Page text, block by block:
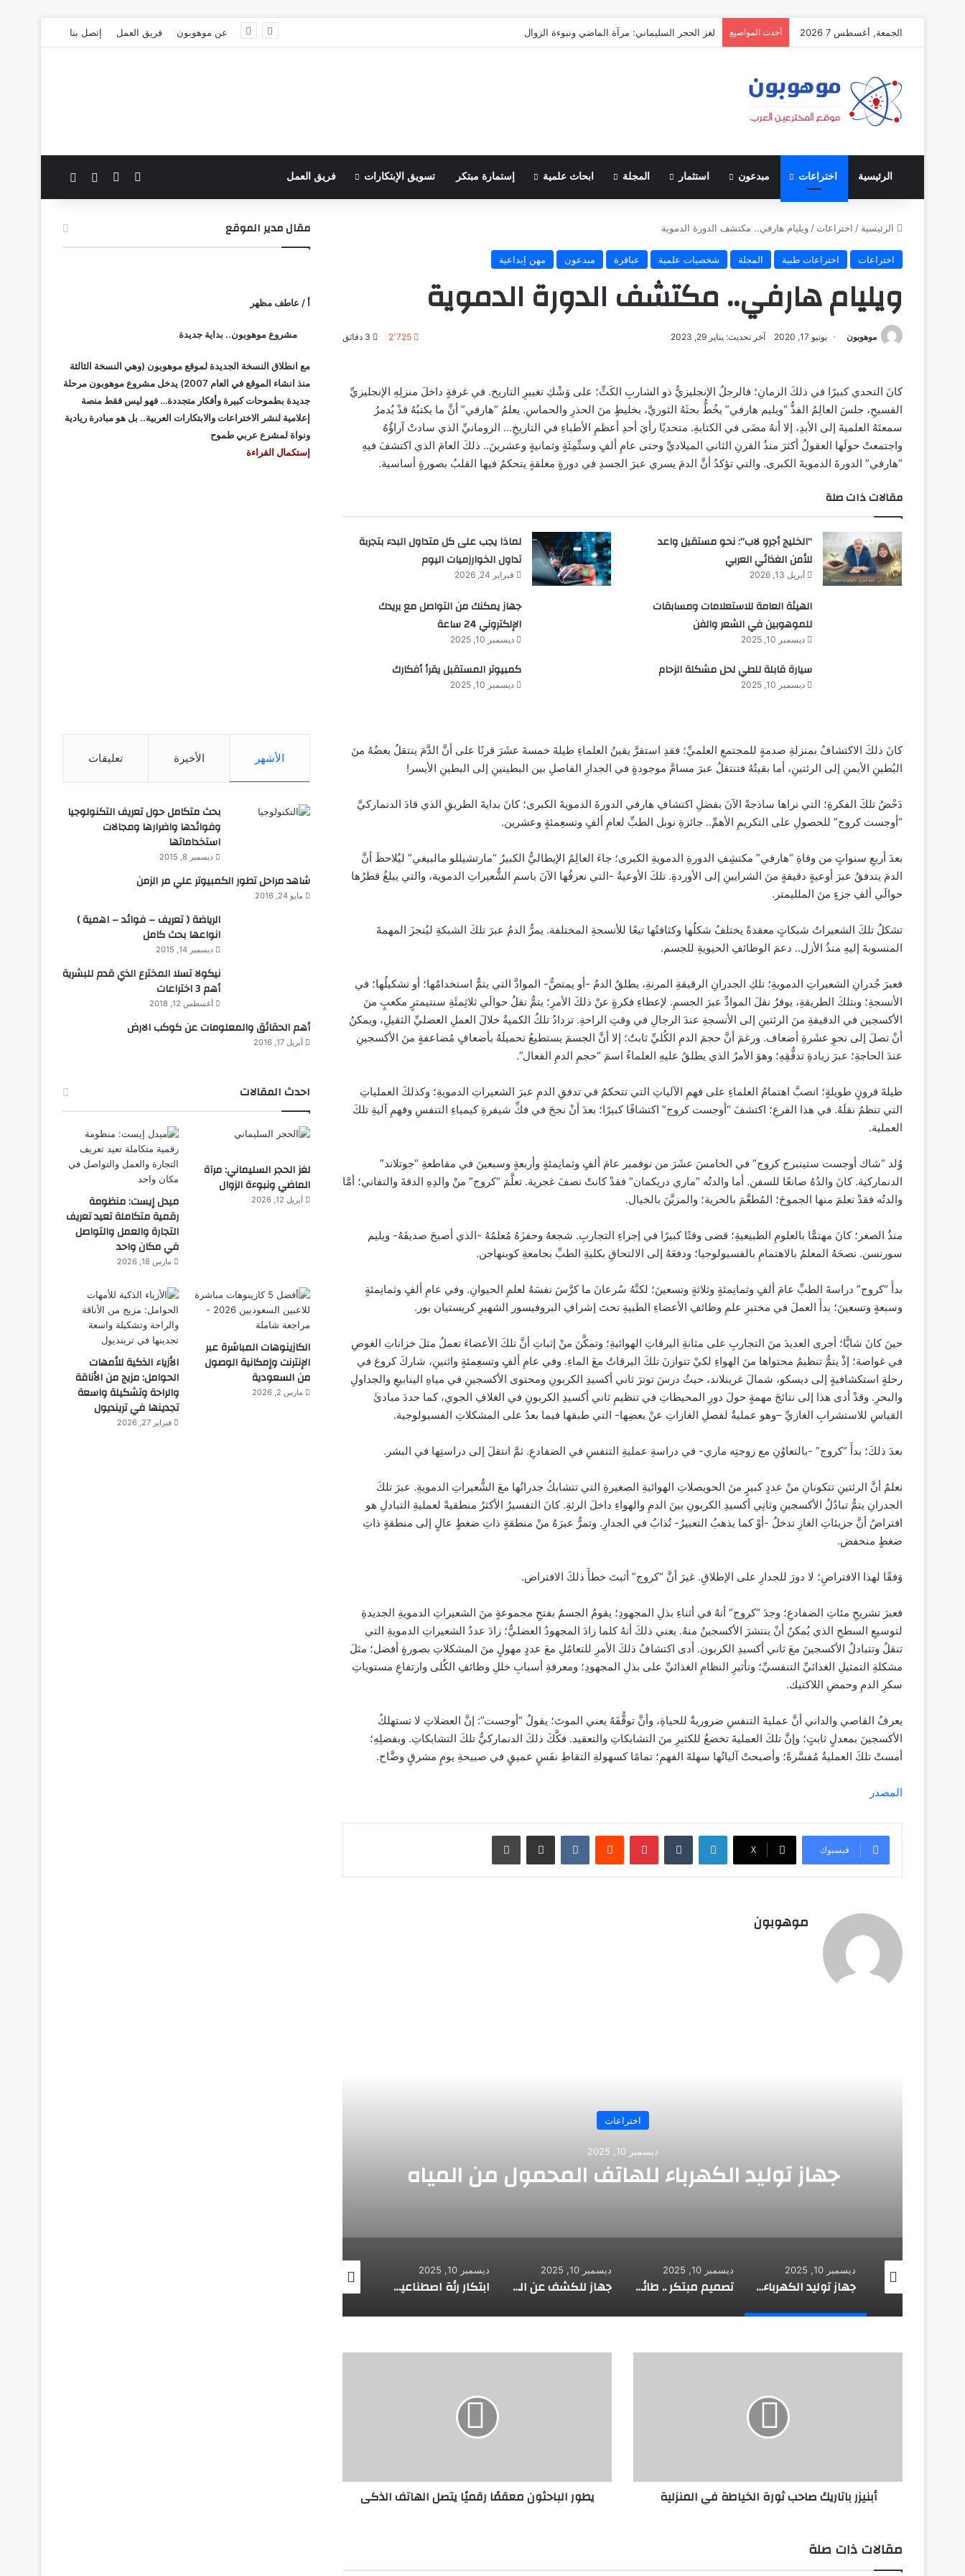
الجمعة, أغسطس 7 2026 أحدث المواضيع لغز الحجر السليماني: مرآة الماضي ونبوءة الزوال عن موهوبون فريق العمل إتصل بنا
الرئيسية اختراعات مبدعون استثمار المجلة ابحاث علمية إستمارة مبتكر تسويق الإبتكارات فريق العمل فيسبوك الوضع المظلم
الرئيسية / اختراعات / ويليام هارفي.. مكتشف الدورة الدموية
اختراعات اختراعات طبية المجلة شخصيات علمية عباقرة مبدعون مهن إبداعية
ويليام هارفي.. مكتشف الدورة الدموية
موهوبون يونيو 17, 2020 آخر تحديث: يناير 29, 2023 2٬725
كانَ التحدي كبيرًا في ذلكَ الزمانِ؛ فالرجلُ الإنجليزيُّ ذو الشاربِ الكَثِّ؛ على وَشْكِ تغييرِ التاريخ. في غرفةٍ داخلَ منزلِهِ الإنجليزيِّ
الفسيحِ، جلسَ العالِمُ الفذُّ “ويليم هارفي” يخُطُّ بحثَهُ الثوريَّ، بخليطٍ منَ الحذرِ والحماسِ. يعلمُ “هارفي” أنَّ ما يكتبُهُ قدْ يُدمرُ
سمعتَهُ العلميةَ إلى الأبدِ، إلا أنهُ مضَى في الكتابةِ. متحديًا رأيَ أحدِ أعظمِ الأطباءِ في التاريخِ… الرومانيِّ الذي سادتْ آراؤُهُ
واجتمعتْ حولَها العقولُ أكثرَ منذُ القرنِ الثاني الميلاديِّ وحتى عامِ ألفٍ وستِّمِئَةٍ وثمانيةٍ وعشرينَ.. ذلكَ العامَ الذي اكتشفَ فيهِ
“هارفي” الدورةَ الدمويةَ الكبرى. والتي تؤكدُ أنَّ الدمَ يسري عبرَ الجسدِ في دورةٍ مغلقةٍ يتحكمُ فيها القلبُ بصورةٍ أساسية.
مقالات ذات صلة
“الخليج أجرو لاب”: نحو مستقبل واعد
للأمن الغذائي العربي
أبريل 13, 2026
لماذا يجب على كل متداول البدء بتجربة
تداول الخوارزميات اليوم
فبراير 24, 2026
الهيئة العامة للاستعلامات ومسابقات
للموهوبين في الشعر والفن
ديسمبر 10, 2025
جهاز يمكنك من التواصل مع بريدك
الإلكتروني 24 ساعة
ديسمبر 10, 2025
سيارة قابلة للطي لحل مشكلة الزحام
ديسمبر 10, 2025
كمبيوتر المستقبل يقرأ أفكارك
ديسمبر 10, 2025
كانَ ذلكَ الاكتشافُ بمنزلةِ صدمةٍ للمجتمعِ العلميِّ؛ فقدِ استقرَّ يقينُ العلماءِ طيلةَ خمسةَ عشَرَ قرنًا على أنَّ الدَّمَ ينتقلُ بعضُهُ منَ
البُطينِ الأيمنِ إلى الرئتينِ، أما بقيتُهُ فتنتقلُ عبرَ مسامَّ موجودةٍ في الجدارِ الفاصلِ بين البطينينِ إلى البطينِ الأيسر!
دَحْضُ تلكَ الفكرةِ؛ التي نراها ساذجةً الآنَ بفضلِ اكتشافِ هارفي الدورةَ الدمويةَ الكبرى؛ كانَ بدايةَ الطريقِ الذي قادَ الدنماركيَّ
“أوجست كروج” للحصولِ على التكريمِ الأهمِّ.. جائزةِ نوبل الطبِّ لعامِ ألفٍ وتسعِمئةٍ وعشرين.
بعدَ أربعِ سنواتٍ من وفاةِ “هارفي” مكتشِفِ الدورةِ الدمويةِ الكبرى؛ جاءَ العالِمُ الإيطاليُّ الكبيرُ “مارتشيللو مالبيغي” ليُلاحظَ أنَّ
الدمَ يتدفقُ عبرَ أوعيةٍ دقيقةٍ منَ الشرايينِ إلى الأوردةِ. تلكَ الأوعيةُ -التي نعرفُها الآنَ باسمِ الشُّعيراتِ الدموية، والتي يبلغُ قطرُها
حوالَي ألفِ جزءٍ منَ الملليمتر.
تشكلُ تلكَ الشعيراتُ شبكاتٍ معقدةً يختلفُ شكلُها وكثافتُها تبعًا للأنسجةِ المختلفة. يمرُّ الدمُ عبرَ تلكَ الشبكةِ ليُنجزَ المهمةَ
المنسوبةَ إليهِ منذُ الأزل.. دعمَ الوظائفِ الحيويةِ للجسم.
فعبرَ جُدرانِ الشعيراتِ الدمويةِ؛ تلكِ الجدرانِ الرقيقةِ المرنةِ، يطلقُ الدمُ -أو يمتصُّ- الموادَّ التي يتمُّ استخدامُها؛ أو تشكيلُها؛ في
الأنسجةِ؛ وبتلكَ الطريقةِ، يوفرُ نقلَ الموادِّ عبرَ الجسمِ. لإعطاءِ فكرةٍ عنْ ذلكَ الأمرِ؛ يتمُّ نقلُ حوالَي ثلاثِمئَةِ سنتيمترٍ مكعبٍ منَ
الأكسجين في الدقيقةِ منَ الرئتينِ إلى الأنسجةِ عندَ الرجالِ في وقتِ الراحةِ. تزدادُ تلكُ الكميةُ خلالَ العملِ العضليِّ الثقيلِ، ويمكنُ
أنْ تصلَ إلى نحوِ عشَرةِ أضعاف. ورغمَ أنَّ حجمَ الدمِ الكُليِّ ثابتٌ؛ إلا أنَّ الجسمَ يستطيعُ تحميلَهُ بأضعافٍ مُضاعفةٍ منَ الأكسجينِ
عندَ الحاجةِ؛ عبرَ زيادةِ تدفُّقِهِ؛ وهوَ الأمرُ الذي يطلقُ عليهِ العلماءُ اسمَ “حجمِ الدمِ الفعال”.
طيلةَ قرونٍ طويلةٍ؛ انصبَّ اهتمامُ العلماءِ على فهمِ الآلياتِ التي تتحكمُ في تدفقِ الدمِ عبرَ الشعيراتِ الدمويةِ؛ وكذلكَ العملياتِ
التي تنظمُ نقلَهُ. في هذا الفرعِ؛ اكتشفَ “أوجست كروج” اكتشافًا كبيرًا؛ بعدَ أنْ نجحَ في فكِّ شيفرةِ كيمياءِ التنفسِ وفهمِ آليةِ تلكَ
العملية.
وُلد “شاك أوجست ستينبرج كروج” في الخامسَ عشَرَ من نوفمبر عامَ ألفٍ وثمانِمئةٍ وأربعةٍ وسبعينَ في مقاطعةِ “جوتلاند”
الدنماركية. كانَ والدُهُ صانعًا للسفن. أما والدتُه “ماري دريكمان” فقدْ كانتْ نصفَ غجرية. تعلَّمَ “كروج” منْ والدِهِ الدقةَ والتفاني؛ أمَّا
والدتُه فقدْ تعلمَ منها الجموحَ؛ المُطعَّمَ بالحرية؛ والمزيَّنَ بالخيال.
منذُ الصغر؛ كانَ مهتمًّا بالعلومِ الطبيعيةِ؛ قضى وقتًا كبيرًا في إجراءِ التجاربِ. شجعهُ وحفزَهُ مُعلمُهُ -الذي أصبحَ صديقَهُ- ويليم
سورنسن. نصحَهُ المعلمُ بالاهتمامِ بالفسيولوجيا؛ ودفعَهُ إلى الالتحاقِ بكليةِ الطبِّ بجامعةِ كوبنهاجن.
بدأَ “كروج” دراسةَ الطبِّ عامَ ألفٍ وثمانِمئةٍ وثلاثةٍ وتسعينَ؛ لكنَّهُ سُرعانَ ما كرَّسَ نفسَهُ لعلمِ الحيوانِ. وفي عامِ ألفٍ وثمانِمئةٍ
وسبعةٍ وتسعينَ؛ بدأَ العملَ في مختبرِ علمِ وظائفِ الأعضاءِ الطبيةِ تحتَ إشرافِ البروفيسور الشهيرِ كريستيان بور.
حينَ كانَ شابًّا؛ أجرى العديدَ منَ التجاربِ على مثانةِ اليرقاتِ الهوائيةِ؛ وتمكَّنَ منْ إثباتِ أنَّ تلكَ الأعضاءَ تعملُ مثلَ خزاناتِ الغوصِ
في غواصة؛ إذْ يتمُّ تنظيمُ محتواها منَ الهواءِ لكيْ تتوازنَ تلكَ اليرقاتُ معَ الماءِ. وفي عامِ ألفٍ وتسعِمئةٍ واثنينِ، شاركَ كروغ في
رحلةٍ استكشافيةٍ إلى ديسكو، شمالَ غرينلاند، حيثُ درسَ توترَ ثاني أكسيدِ الكربونِ ومحتوى الأكسجينِ في مياهِ الينابيعِ والجداولِ
والبحرِ. وقدْ أدى هذا إلى نتائجَ مهمةٍ حولَ دورِ المحيطاتِ في تنظيمِ ثاني أكسيدِ الكربونِ في الغلافِ الجوي، كما حددَ مبادئَ
القياسِ للاستشرابِ الغازيِّ –وهو عمليةٌ لفصلِ الغازاتِ عنْ بعضِها- التي طبقها فيما بعدُ على المشكلاتِ الفسيولوجية.
بعدَ ذلكَ؛ بدأَ “كروج” -بالتعاوُنِ مع زوجتِه ماري- في دراسةِ عمليةِ التنفسِ في الضفادعِ. ثمَّ انتقلَ إلى دراستِها في البشر.
نعلمُ أنَّ الرئتينِ تتكونانِ منْ عددٍ كبيرٍ منَ الحويصلاتِ الهوائيةِ الصغيرةِ التي تتشابكُ جدرانُها معَ الشُّعيراتِ الدمويةِ. عبرَ تلكَ
الجدرانِ يتمُّ تبادُلُ الأكسجينِ وثانِي أكسيدِ الكربونِ بينَ الدمِ والهواءِ داخلَ الرئةِ. كانَ التفسيرُ الأكثرُ منطقيةً لعمليةِ التبادلِ هو
افتراضُ أنَّ جزيئاتِ الغازِ تدخلُ -أوْ كما يذهبُ التعبيرُ- تُذابُ في الجدارِ. وتمرُّ عبرَهُ منْ منطقةٍ ذاتِ ضغطٍ عالٍ إلى منطقةٍ ذاتِ
ضغطٍ منخفض.
وَفقًا لهذا الافتراضِ؛ لا دورَ للجدارِ على الإطلاقِ. غيرَ أنَّ “كروج” أثبتَ خطأَ ذلكَ الافتراض.
فعبرَ تشريحِ مئاتِ الضفادعِ؛ وجدَ “كروج” أنهُ في أثناءِ بذلِ المجهودِ؛ يقومُ الجسمُ بفتحِ مجموعةٍ منَ الشعيراتِ الدمويةِ الجديدةِ
لتوسيعِ السطحِ الذي يُمكنُ أنْ ينتشرَ الأكسجينُ منهُ. يعني ذلكَ أنهُ كلما زادَ المجهودُ العضليُّ؛ زادَ عددُ الشعيراتِ الدمويةِ التي
تنقلُ وتتبادلُ الأكسجينَ معَ ثاني أكسيدِ الكربون. أدى اكتشافُ ذلكَ الأمرِ للتعامُلِ معَ عددٍ مهولٍ منَ المشكلاتِ بصورةٍ أفضل؛ مثلَ
مشكلةِ التمثيلِ الغذائيِّ التنفسيِّ؛ وتأثيرِ النظامِ الغذائيِّ على بذلِ المجهودِ؛ ومعرفةِ أسبابِ خللِ وظائفِ الكُلى وارتفاعِ مستوياتِ
سكرِ الدمِ وحمضِ اللاكتيك.
يعرفُ القاصي والداني أنَّ عمليةَ التنفسِ ضروريةٌ للحياةِ، وأنَّ توقُّفَهُ يعني الموتَ؛ يقولُ “أوجست”: إنَّ العضلاتِ لا تستهلكُ
الأكسجينَ بمعدلٍ ثابتٍ؛ وإنَّ تلكَ العمليةَ تخضعُ للكثيرِ منَ التشابكاتِ والتعقيد. فكَّكَ ذلكَ الدنماركيُّ تلكَ التشابكاتِ. وبفضلِهِ؛
أمستْ تلكَ العمليةُ مُفسَّرةً؛ وأصبحتْ آلياتُها سهلةَ الفهمِ؛ تمامًا كسهولةِ التقاطِ نفَسٍ عميقٍ في صبيحةِ يومٍ مشرقٍ وضَّاح.
المصدر
فيسبوك ‫X
لينكدإن بينتيريست مشاركة عبر البريد طباعة
موهوبون
اختراعات
ديسمبر 10, 2025
جهاز توليد الكهرباء للهاتف المحمول من المياه
تصميم مبتكر لمحركات الطائرة يوفر 60% من استهلاك الوقود
ديسمبر 10, 2025
جهاز توليد الكهرباء للهاتف المحمول من المياه
ديسمبر 10, 2025
تصميم مبتكر .. طائرة بالطاقة الشمسية يخترعها طلبة ألمانيون
ديسمبر 10, 2025
جهاز للكشف عن المتفجرات والقنابل يعمل بآلية متقدمة
ديسمبر 10, 2025
ابتكار رئة اصطناعية جديدة
ديسمبر 10, 2025
أبنيزر باتاريك صاحب ثورة الخياطة في المنزلية يطور الباحثون معقمًا رقميًا يتصل الهاتف الذكى
مقالات ذات صلة
مقال مدير الموقع
أ / عاطف مظهر
مشروع موهوبون.. بداية جديدة
مع انطلاق النسخة الجديدة لموقع موهوبون (وهي النسخة الثالثة
منذ انشاء الموقع في العام 2007) يدخل مشروع موهوبون مرحلة
جديدة بطموحات كبيرة وأفكار متجددة… فهو ليس فقط منصة
إعلامية لنشر الاختراعات والابتكارات العربية.. بل هو مبادرة ريادية
ونواة لمشرع عربي طموح
إستكمال القراءة
الأشهر الأخيرة تعليقات
بحث متكامل حول تعريف التكنولوجيا
وفوائدها واضرارها ومجالات
استخداماتها
ديسمبر 8, 2015
شاهد مراحل تطور الكمبيوتر علي مر الزمن
مايو 24, 2016
الرياضة ( تعريف – فوائد – اهمية )
انواعها بحث كامل
ديسمبر 14, 2015
نيكولا تسلا المخترع الذي قدم للبشرية
أهم 3 اختراعات
أغسطس 12, 2018
أهم الحقائق والمعلومات عن كوكب الارض
أبريل 17, 2016
احدث المقالات
لغز الحجر السليماني: مرآة
الماضي ونبوءة الزوال
أبريل 12, 2026
ميدل إيست: منظومة
رقمية متكاملة تعيد تعريف
التجارة والعمل والتواصل
في مكان واحد
مارس 18, 2026
الكازينوهات المباشرة عبر
الإنترنت وإمكانية الوصول
من السعودية
مارس 2, 2026
الأزياء الذكية للأمهات
الحوامل: مزيج من الأناقة
والراحة وتشكيلة واسعة
تجدينها في ترينديول
فبراير 27, 2026